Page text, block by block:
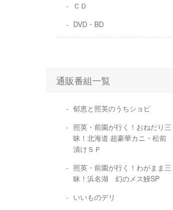
ＣＤ
DVD・BD
通販番組一覧
郁恵と照英のうちショピ
照英・前園が行く！おねだり三
昧！北海道 超豪華カニ・松前
漬けＳＰ
照英・前園が行く！わがまま三
昧！浜名湖 幻のメス鰻SP
いいものデリ